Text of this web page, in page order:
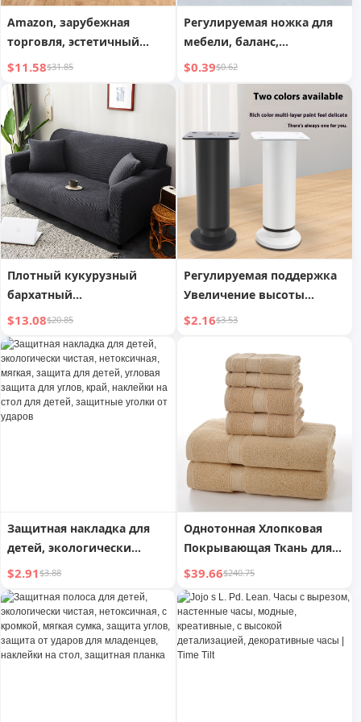
Amazon, зарубежная
торговля, эстетичный
леопардовый принт,
супермягкое одеяло-
конверт, теплое флисовое
одеяло с письмом
$11.58$31.85
Регулируемая ножка для
мебели, баланс,
современная простота
$0.39$0.62
Плотный кукурузный
бархатный
универсальный
эластичный чехол для
дивана
$13.08$20.85
Регулируемая поддержка
Увеличение высоты
мебели
$2.16$3.53
Защитная накладка для
детей, экологически
чистая, нетоксичная,
мягкая, защита для детей,
угловая защита для углов,
край, наклейки на стол
для детей, защитные
уголки от ударов
$2.91$3.88
Однотонная Хлопковая
Покрывающая Ткань для
Дома, Шесть Штук
$39.66$240.75